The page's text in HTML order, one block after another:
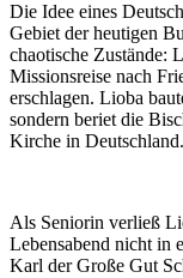
Die Idee eines
Gebiet der heutigen
chaotische Zustände:
Missionsreise nach
erschlagen. Lioba
sondern beriet die
Kirche in Deutschland.
Als Seniorin verließ
Lebensabend nicht in
Karl der Große Gut